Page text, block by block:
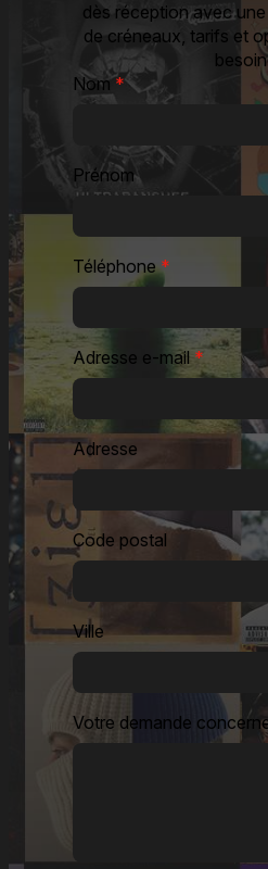
dès réception avec
de créneaux, tarifs et
Nom*
Prénom
Téléphone*
Adresse e-mail *
Adresse
Code postal
Ville
Votre demande